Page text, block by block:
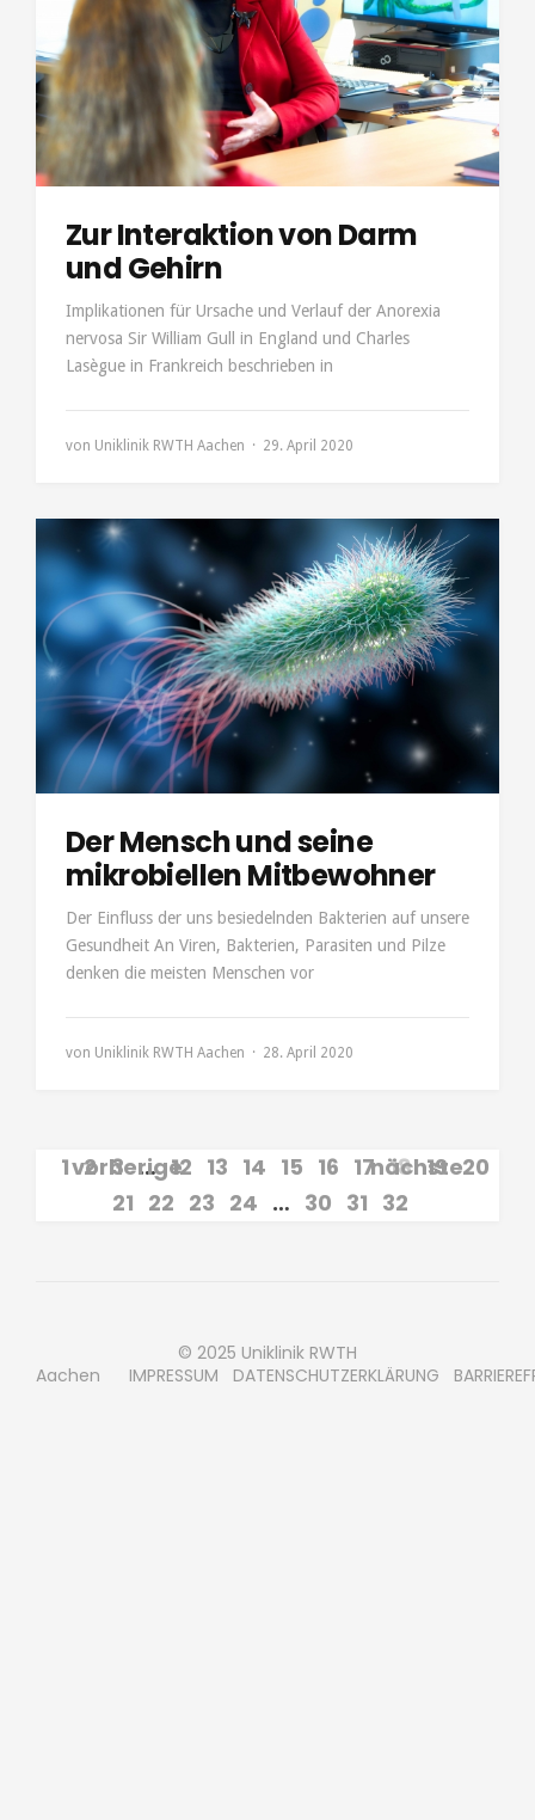
Zur Interaktion von Darm
und Gehirn
Implikationen für Ursache und Verlauf der Anorexia
nervosa Sir William Gull in England und Charles
Lasègue in Frankreich beschrieben in
von Uniklinik RWTH Aachen 29. April 2020
Der Mensch und seine
mikrobiellen Mitbewohner
Der Einfluss der uns besiedelnden Bakterien auf unsere
Gesundheit An Viren, Bakterien, Parasiten und Pilze
denken die meisten Menschen vor
von Uniklinik RWTH Aachen 28. April 2020
vorherige
1 2 3 … 12 13 14 15 16 17 18 19 20
21 22 23 24 … 30 31 32
nächste
© 2025 Uniklinik RWTH
Aachen IMPRESSUM DATENSCHUTZERKLÄRUNG